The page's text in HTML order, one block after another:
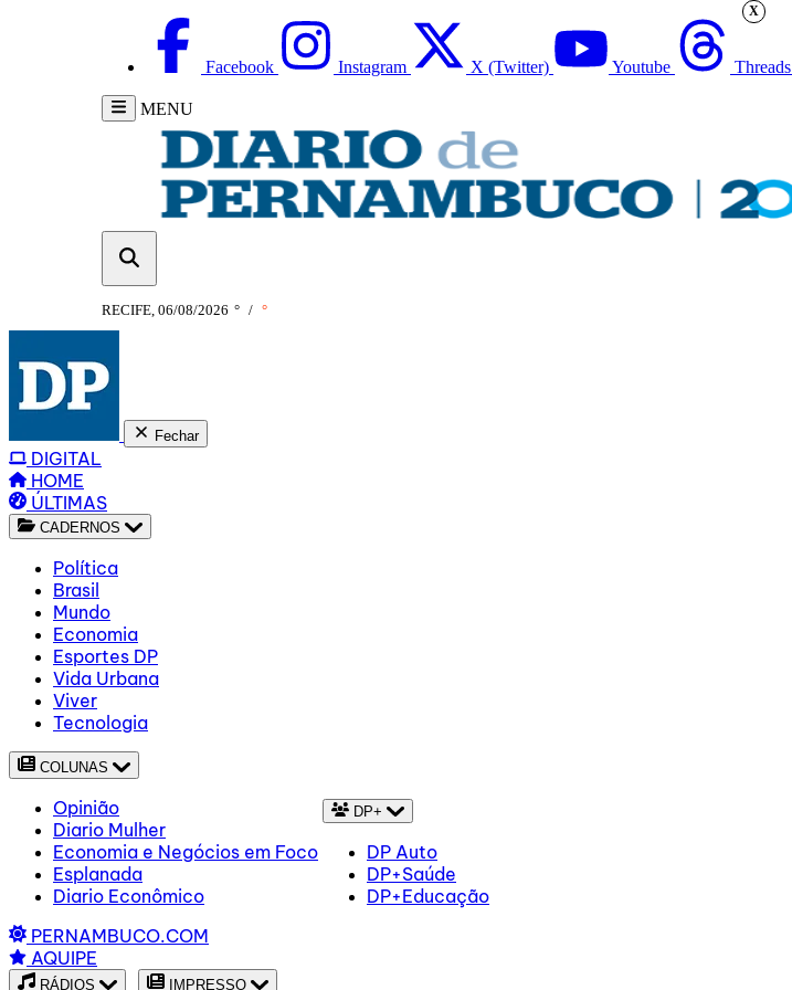
Facebook Instagram X (Twitter) Youtube Threads
MENU
RECIFE, 06/08/2026 ° / °
Fechar
DIGITAL
HOME
ÚLTIMAS
CADERNOS
Política
Brasil
Mundo
Economia
Esportes DP
Vida Urbana
Viver
Tecnologia
COLUNAS
Opinião
Diario Mulher
Economia e Negócios em Foco
Esplanada
Diario Econômico
DP+
DP Auto
DP+Saúde
DP+Educação
PERNAMBUCO.COM
AQUIPE
RÁDIOS IMPRESSO
X